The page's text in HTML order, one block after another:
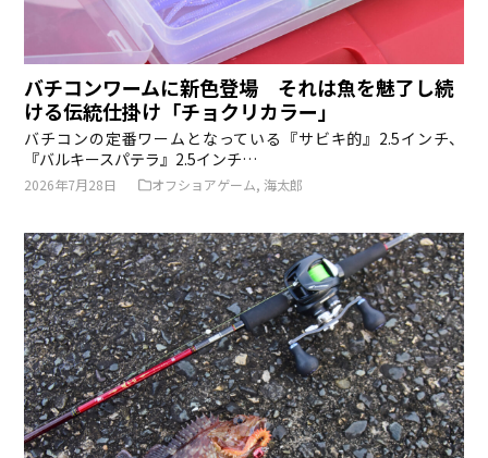
バチコンワームに新色登場 それは魚を魅了し続
ける伝統仕掛け「チョクリカラー」
バチコンの定番ワームとなっている『サビキ的』2.5インチ、
『バルキースパテラ』2.5インチ…
2026年7月28日 オフショアゲーム,海太郎